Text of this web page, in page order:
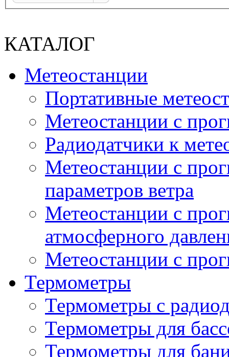
КАТАЛОГ
Метеостанции
Портативные
Метеостанции с
Радиодатчики к
Метеостанции с
параметров ветра
Метеостанции с
атмосферного
Метеостанции с
Термометры
Термометры с
Термометры для
Термометры для